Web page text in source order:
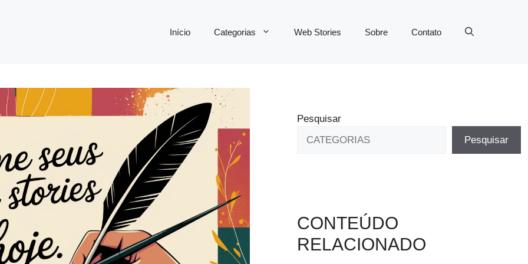
Início Categorias Web Stories Sobre Contato
Pesquisar
Pesquisar
CONTEÚDO
RELACIONADO